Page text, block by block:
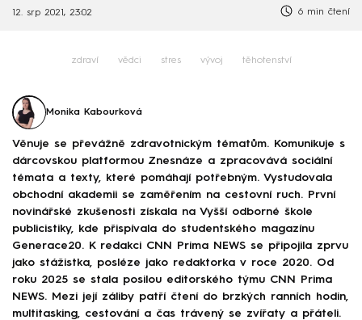
12. srp 2021, 23:02 6 min čtení
zdraví vědci stres vývoj těhotenství
Monika Kabourková
Věnuje se převážně zdravotnickým tématům. Komunikuje s
dárcovskou platformou Znesnáze a zpracovává sociální
témata a texty, které pomáhají potřebným. Vystudovala
obchodní akademii se zaměřením na cestovní ruch. První
novinářské zkušenosti získala na Vyšší odborné škole
publicistiky, kde přispívala do studentského magazínu
Generace20. K redakci CNN Prima NEWS se připojila zprvu
jako stážistka, posléze jako redaktorka v roce 2020. Od
roku 2025 se stala posilou editorského týmu CNN Prima
NEWS. Mezi její záliby patří čtení do brzkých ranních hodin,
multitasking, cestování a čas trávený se zvířaty a přáteli.